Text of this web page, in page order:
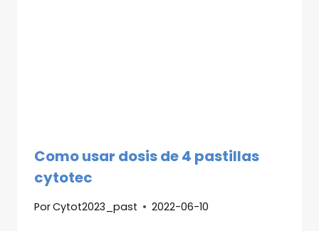
Como usar dosis de 4 pastillas
cytotec
PorCytot2023_past 2022-06-10